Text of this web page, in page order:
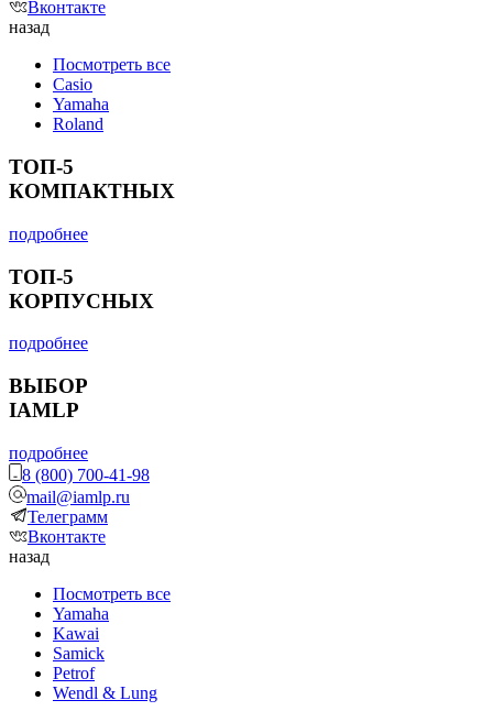
Вконтакте
назад
Посмотреть все
Casio
Yamaha
Roland
ТОП-5
КОМПАКТНЫХ
подробнее
ТОП-5
КОРПУСНЫХ
подробнее
ВЫБОР
IAMLP
подробнее
8 (800) 700-41-98
mail@iamlp.ru
Телеграмм
Вконтакте
назад
Посмотреть все
Yamaha
Kawai
Samick
Petrof
Wendl & Lung